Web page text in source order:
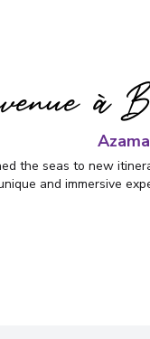
à
the seas to new
and immersive